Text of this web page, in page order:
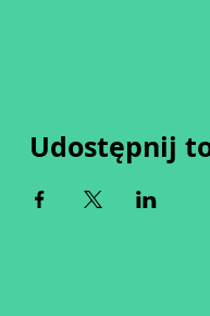
Udostępnij